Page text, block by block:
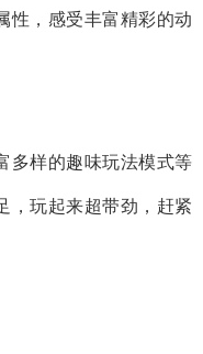
性，感受丰富精彩的动
多样的趣味玩法模式等
，玩起来超带劲，赶紧